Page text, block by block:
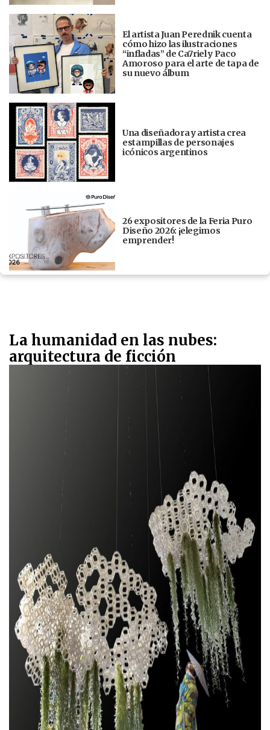
El artista Juan Perednik cuenta
cómo hizo las ilustraciones
“infladas” de Ca7riel y Paco
Amoroso para el arte de tapa de
su nuevo álbum
Una diseñadora y artista crea
estampillas de personajes
icónicos argentinos
26 expositores de la Feria Puro
Diseño 2026: ¡elegimos
emprender!
La humanidad en las nubes:
arquitectura de ficción